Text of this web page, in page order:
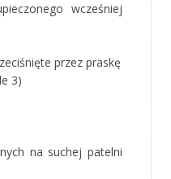
wcześniej
przez praskę
3)
na suchej patelni